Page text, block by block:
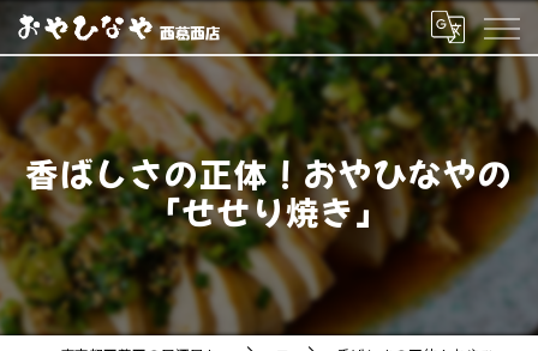
香ばしさの正体！おやひなやの
「せせり焼き」